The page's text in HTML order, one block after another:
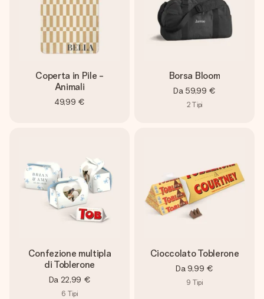
Coperta in Pile -
Animali
49,99 €
Borsa Bloom
Da 59,99 €
2 Tipi
Confezione multipla
di Toblerone
Da 22,99 €
6 Tipi
Cioccolato Toblerone
Da 9,99 €
9 Tipi